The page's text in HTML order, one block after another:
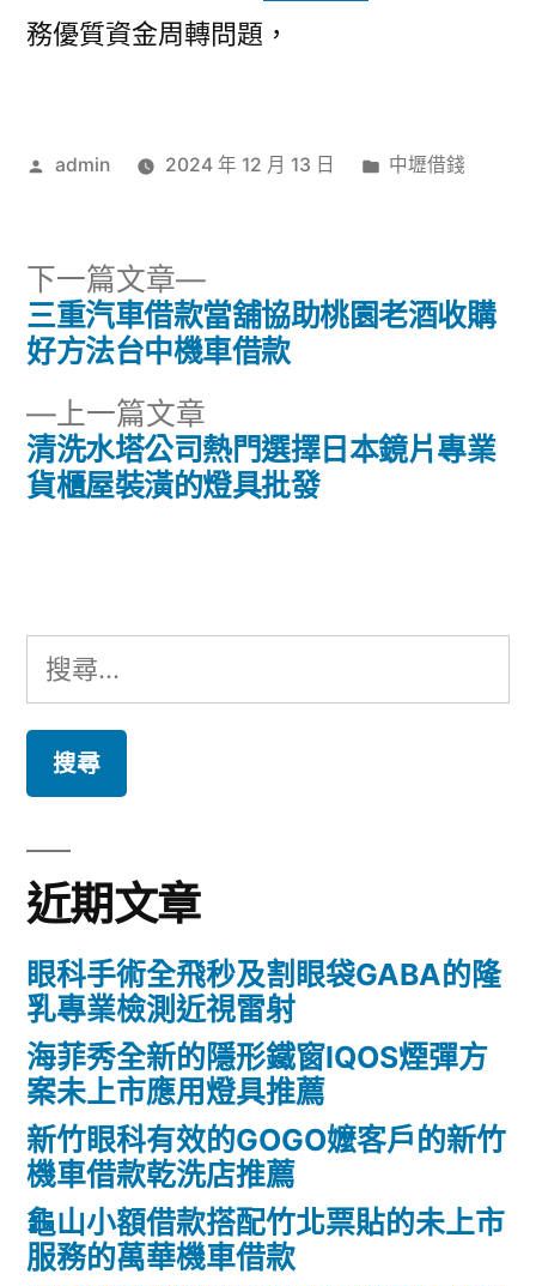
務優質資金周轉問題，
作
admin 2024 年 12 月 13 日
分
中壢借錢
文
導
覽
上一篇文章
一
篇
清洗水塔公司熱門選擇日本鏡片專業
貨櫃屋裝潢的燈具批發
下一篇文章
下
一
篇
三重汽車借款當舖協助桃園老酒收購
好方法台中機車借款
搜
尋
鍵
字:
近期文章
眼科手術全飛秒及割眼袋GABA的隆
乳專業檢測近視雷射
海菲秀全新的隱形鐵窗IQOS煙彈方
案未上市應用燈具推薦
新竹眼科有效的GOGO嬤客戶的新竹
機車借款乾洗店推薦
龜山小額借款搭配竹北票貼的未上市
服務的萬華機車借款